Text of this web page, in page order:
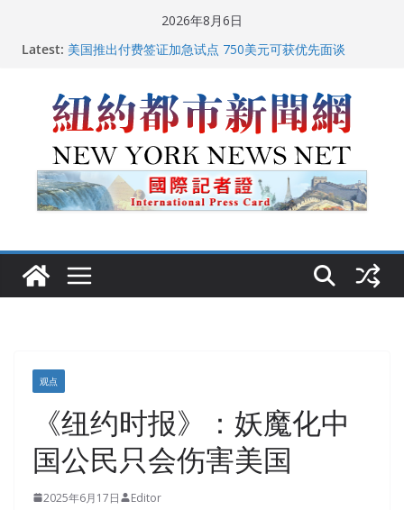
2026年8月6日
Latest: 美国推出付费签证加急试点 750美元可获优先面谈
人！
FBI联合纽约警方突袭多名警界高层住所 涉纽约警察局腐
败刑事调查
中国驻美国大使谢锋邀请美国老教师罗纳德·萨科尔斯基
再次访华
观点
《纽约时报》：妖魔化中
国公民只会伤害美国
2025年6月17日 Editor